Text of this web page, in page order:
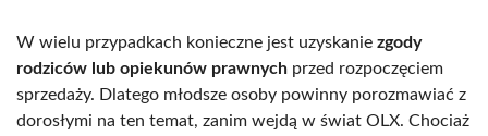
W wielu przypadkach konieczne jest uzyskanie zgody
rodziców lub opiekunów prawnych przed rozpoczęciem
sprzedaży. Dlatego młodsze osoby powinny porozmawiać z
dorosłymi na ten temat, zanim wejdą w świat OLX. Chociaż